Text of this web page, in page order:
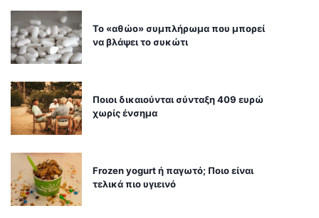
Το «αθώο» συμπλήρωμα που μπορεί
να βλάψει το συκώτι
Ποιοι δικαιούνται σύνταξη 409 ευρώ
χωρίς ένσημα
Frozen yogurt ή παγωτό; Ποιο είναι
τελικά πιο υγιεινό